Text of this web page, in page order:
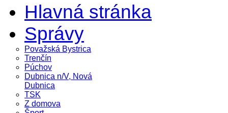
Hlavná stránka
Správy
Považská Bystrica
Trenčín
Púchov
Dubnica n/V, Nová
Dubnica
TSK
Z domova